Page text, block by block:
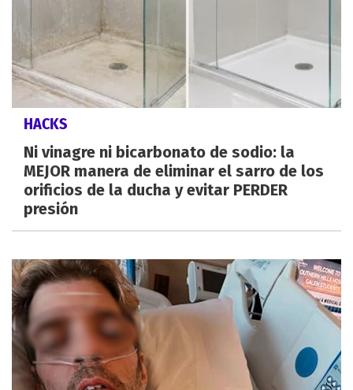
HACKS
Ni vinagre ni bicarbonato de sodio: la
MEJOR manera de eliminar el sarro de los
orificios de la ducha y evitar PERDER
presión